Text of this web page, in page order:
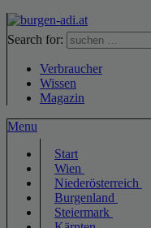
Search for:
Verbraucher
Wissen
Magazin
Menu
Start
Wien
Niederösterreich
Burgenland
Steiermark